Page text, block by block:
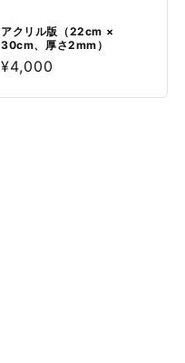
アクリル版（22cm ×
30cm、厚さ2mm）
通
¥4,000